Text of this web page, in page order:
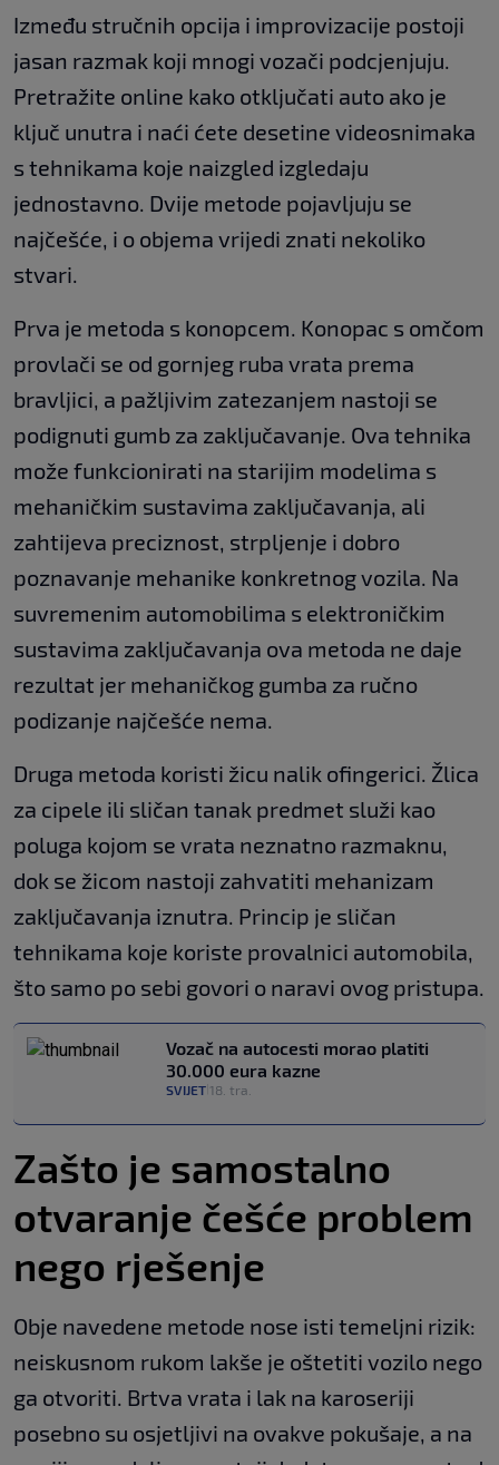
Između stručnih opcija i improvizacije postoji
jasan razmak koji mnogi vozači podcjenjuju.
Pretražite online kako otključati auto ako je
ključ unutra i naći ćete desetine videosnimaka
s tehnikama koje naizgled izgledaju
jednostavno. Dvije metode pojavljuju se
najčešće, i o objema vrijedi znati nekoliko
stvari.
Prva je metoda s konopcem. Konopac s omčom
provlači se od gornjeg ruba vrata prema
bravljici, a pažljivim zatezanjem nastoji se
podignuti gumb za zaključavanje. Ova tehnika
može funkcionirati na starijim modelima s
mehaničkim sustavima zaključavanja, ali
zahtijeva preciznost, strpljenje i dobro
poznavanje mehanike konkretnog vozila. Na
suvremenim automobilima s elektroničkim
sustavima zaključavanja ova metoda ne daje
rezultat jer mehaničkog gumba za ručno
podizanje najčešće nema.
Druga metoda koristi žicu nalik ofingerici. Žlica
za cipele ili sličan tanak predmet služi kao
poluga kojom se vrata neznatno razmaknu,
dok se žicom nastoji zahvatiti mehanizam
zaključavanja iznutra. Princip je sličan
tehnikama koje koriste provalnici automobila,
što samo po sebi govori o naravi ovog pristupa.
Vozač na autocesti morao platiti
30.000 eura kazne
SVIJET 18. tra.
Zašto je samostalno
otvaranje češće problem
nego rješenje
Obje navedene metode nose isti temeljni rizik:
neiskusnom rukom lakše je oštetiti vozilo nego
ga otvoriti. Brtva vrata i lak na karoseriji
posebno su osjetljivi na ovakve pokušaje, a na